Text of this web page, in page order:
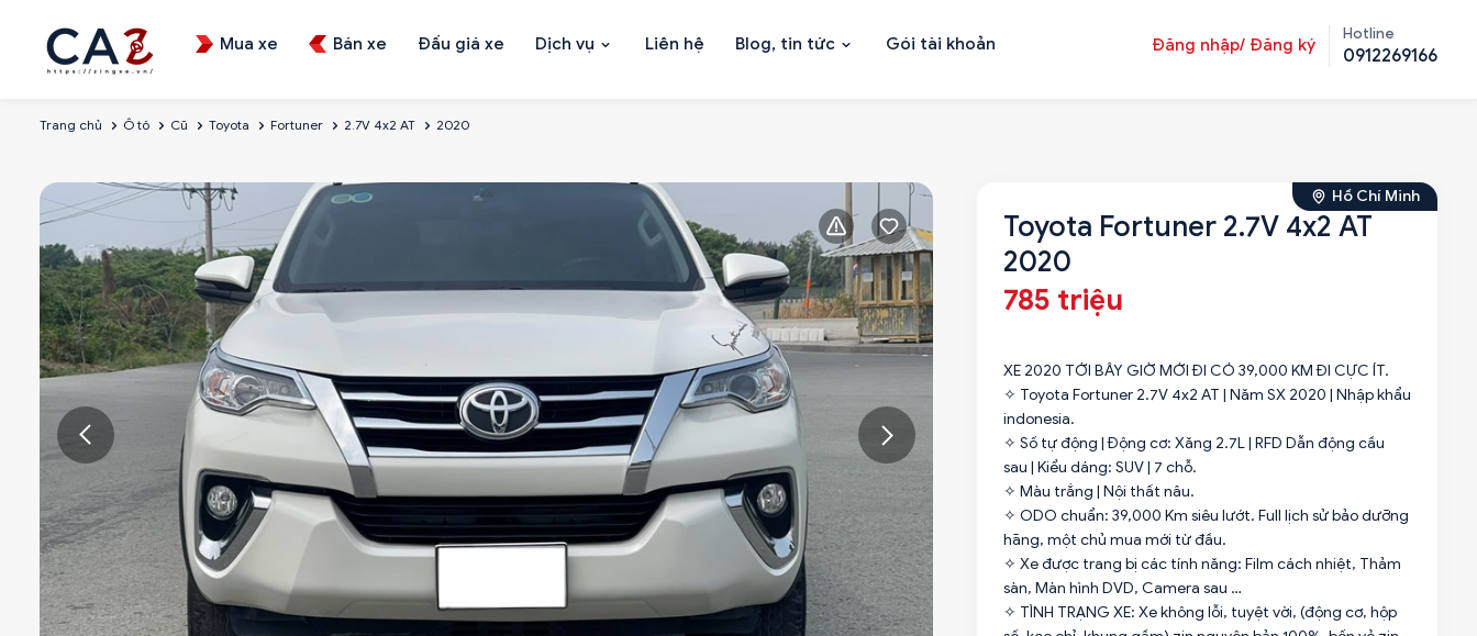
Mua xe Bán xe Đấu giá xe Dịch vụ Liên hệ Blog, tin tức Gói tài khoản Đăng nhập/ Đăng ký
Hotline
0912269166
Trang chủ Ô tô Cũ Toyota Fortuner 2.7V 4x2 AT 2020
Hồ Chí Minh
Toyota Fortuner 2.7V 4x2 AT
2020
785 triệu
XE 2020 TỚI BÂY GIỜ MỚI ĐI CÓ 39,000 KM ĐI CỰC ÍT.
✧ Toyota Fortuner 2.7V 4x2 AT | Năm SX 2020 | Nhập khẩu
indonesia.
✧ Số tự động | Động cơ: Xăng 2.7L | RFD Dẫn động cầu
sau | Kiểu dáng: SUV | 7 chỗ.
✧ Màu trắng | Nội thất nâu.
✧ ODO chuẩn: 39,000 Km siêu lướt. Full lịch sử bảo dưỡng
hãng, một chủ mua mới từ đầu.
✧ Xe được trang bị các tính năng: Film cách nhiệt, Thảm
sàn, Màn hình DVD, Camera sau …
✧ TÌNH TRẠNG XE: Xe không lỗi, tuyệt vời, (động cơ, hộp